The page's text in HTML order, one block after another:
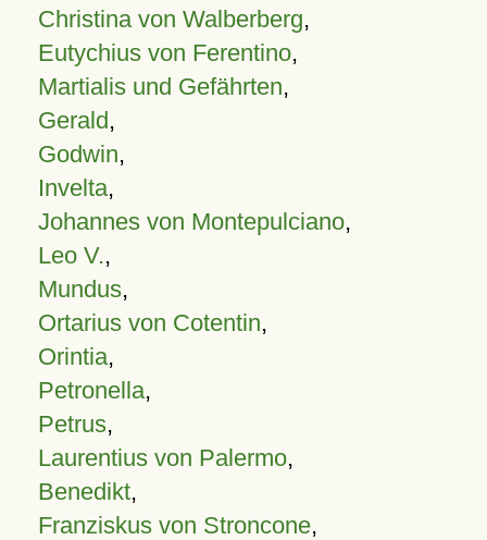
Christina von Walberberg,
Eutychius von Ferentino,
Martialis und Gefährten,
Gerald,
Godwin,
Invelta,
Johannes von Montepulciano,
Leo V.,
Mundus,
Ortarius von Cotentin,
Orintia,
Petronella,
Petrus,
Laurentius von Palermo,
Benedikt,
Franziskus von Stroncone,